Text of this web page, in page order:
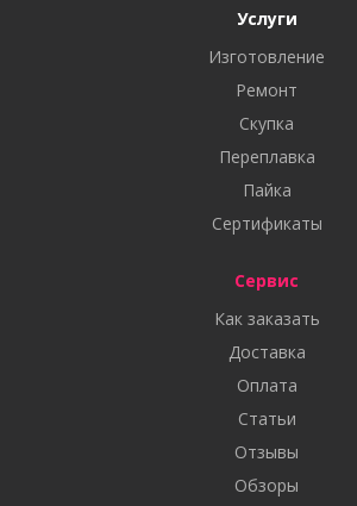
Услуги
Изготовление
Ремонт
Скупка
Переплавка
Пайка
Сертификаты
Сервис
Как заказать
Доставка
Оплата
Статьи
Отзывы
Обзоры